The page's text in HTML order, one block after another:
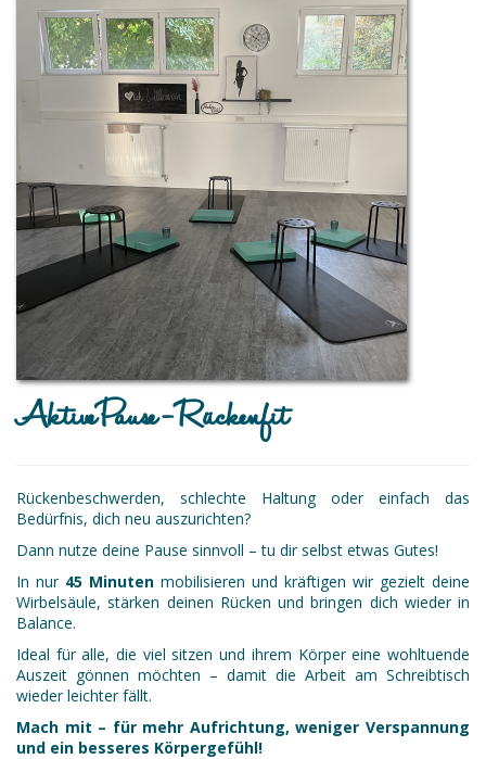
Aktive Pause - Rückenfit
Rückenbeschwerden, schlechte Haltung oder einfach das
Bedürfnis, dich neu auszurichten?
Dann nutze deine Pause sinnvoll – tu dir selbst etwas Gutes!
In nur 45 Minuten mobilisieren und kräftigen wir gezielt deine
Wirbelsäule, stärken deinen Rücken und bringen dich wieder in
Balance.
Ideal für alle, die viel sitzen und ihrem Körper eine wohltuende
Auszeit gönnen möchten – damit die Arbeit am Schreibtisch
wieder leichter fällt.
Mach mit – für mehr Aufrichtung, weniger Verspannung
und ein besseres Körpergefühl!